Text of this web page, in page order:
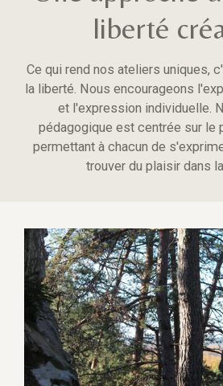
liberté
Ce qui rend nos ateliers uniques,
la liberté. Nous encourageons
et l'expression individuelle.
pédagogique est centrée sur le
permettant à chacun de
trouver du plaisir dans